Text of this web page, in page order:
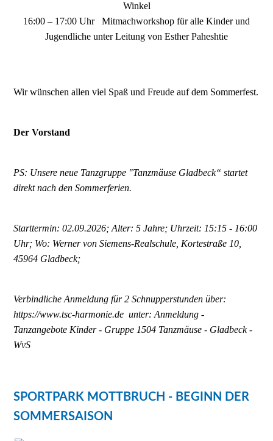
Winkel
16:00 – 17:00 Uhr Mitmachworkshop für alle Kinder und
Jugendliche unter Leitung von Esther Paheshtie
Wir wünschen allen viel Spaß und Freude auf dem Sommerfest.
Der Vorstand
PS: Unsere neue Tanzgruppe "Tanzmäuse Gladbeck“ startet
direkt nach den Sommerferien.
Starttermin: 02.09.2026; Alter: 5 Jahre; Uhrzeit: 15:15 - 16:00
Uhr; Wo: Werner von Siemens-Realschule, Kortestraße 10,
45964 Gladbeck;
Verbindliche Anmeldung für 2 Schnupperstunden über:
https://www.tsc-harmonie.de unter: Anmeldung -
Tanzangebote Kinder - Gruppe 1504 Tanzmäuse - Gladbeck -
WvS
SPORTPARK MOTTBRUCH - BEGINN DER
SOMMERSAISON